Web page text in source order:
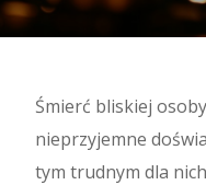
Śmierć bliskiej
nieprzyjemne
tym trudnym dla